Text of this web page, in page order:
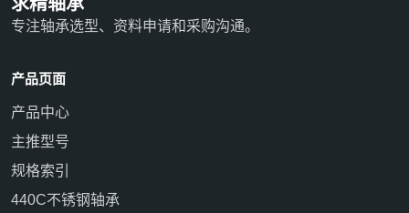
专注轴承选型、资料申请和采购沟通。
产品页面
产品中心
主推型号
规格索引
440C不锈钢轴承